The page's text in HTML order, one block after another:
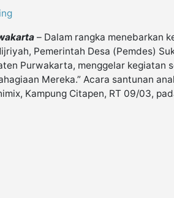
– Dalam rangka menebarkan
Pemerintah Desa (Pemdes)
Purwakarta, menggelar kegiatan
Mereka.” Acara santunan
Kampung Citapen, RT 09/03,